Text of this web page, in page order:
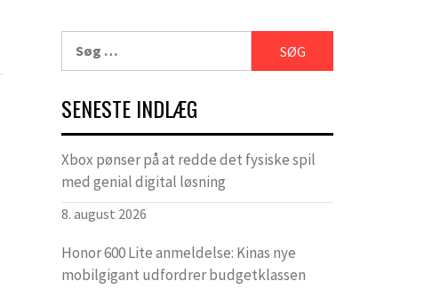
efter:
SENESTE INDLÆG
Xbox pønser på at redde det fysiske spil
med genial digital løsning
8. august 2026
Honor 600 Lite anmeldelse: Kinas nye
mobilgigant udfordrer budgetklassen